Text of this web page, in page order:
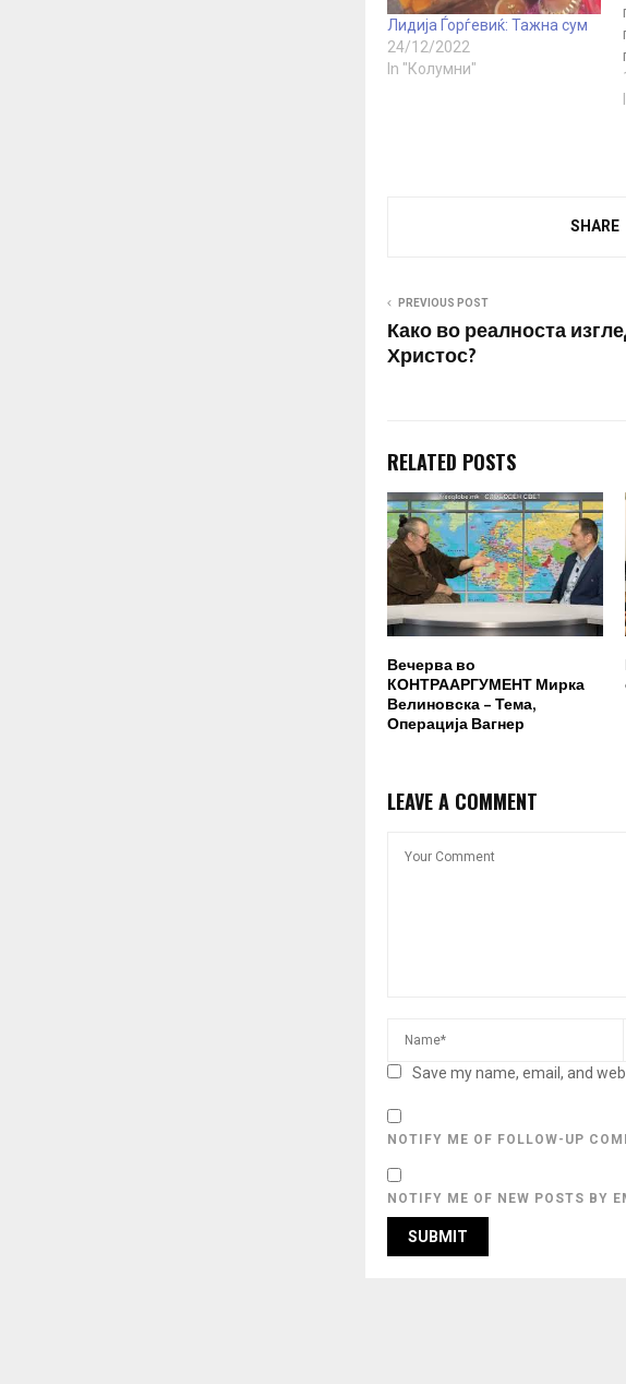
Лидија Ѓорѓевиќ: Тажна сум
24/12/2022
In "Колумни"
SHARE
PREVIOUS POST
Како во реалноста
Христос?
RELATED POSTS
Вечерва во
КОНТРААРГУМЕНТ Мирка
Велиновска – Тема,
Операција Вагнер
LEAVE A COMMENT
Save my name, email, and
NOTIFY ME OF FOLLOW-UP
NOTIFY ME OF NEW POSTS BY